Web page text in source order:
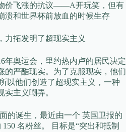
价飞涨的抗议——A开玩笑，但有
溃和世界杯前放血的时候生存
年奥运会，里约热内卢的居民决定
的严酷现实。为了克服现实，他们
以他们创造了超现实主义，一种
主义嘲弄。
的诞生，最近由一个 英国卫报的
名粉丝。 目标是“突出和抵制